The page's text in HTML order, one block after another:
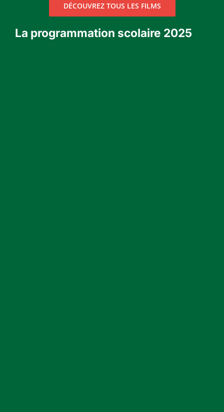
DÉCOUVREZ TOUS LES FILMS
La programmation scolaire 2025